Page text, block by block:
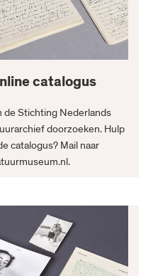
catalogus
de Stichting Nederlands
doorzoeken. Hulp
catalogus? Mail naar